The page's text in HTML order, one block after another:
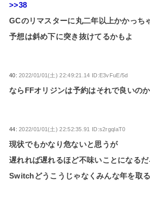
>>38
GCのリマスターに丸二年以上かかっち
予想は斜め下に突き抜けてるかもよ
40:2022/01/01(土) 22:49:21.14 ID:E3vFuE/5d
ならFFオリジンは予約はそれで良いの
44:2022/01/01(土) 22:52:35.91 ID:s2rgqlaT0
現状でもかなり危ないと思うが
遅れれば遅れるほど不味いことになる
Switchどうこうじゃなくみんな年を取